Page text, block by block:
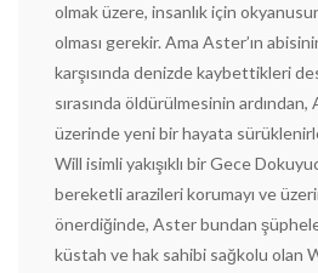
olmak üzere, insanlık için
olması gerekir. Ama Aster’ın
karşısında denizde kaybettikleri
sırasında öldürülmesinin
üzerinde yeni bir hayata
Will isimli yakışıklı bir Gece
bereketli arazileri korumayı ve
önerdiğinde, Aster bundan
küstah ve hak sahibi sağkolu olan